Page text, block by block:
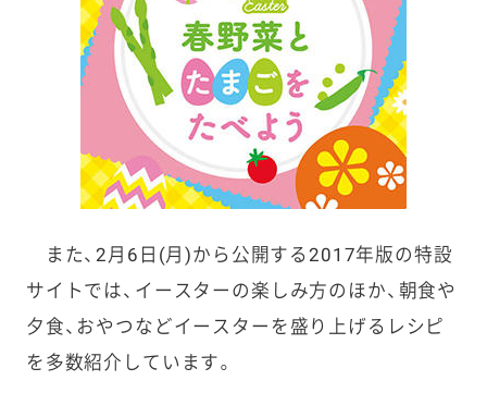
また、2月6日(月)から公開する2017年版の特設
サイトでは、イースターの楽しみ方のほか、朝食や
夕食、おやつなどイースターを盛り上げるレシピ
を多数紹介しています。